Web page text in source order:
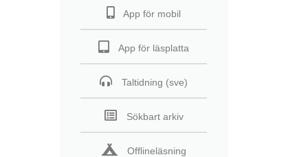
App för mobil
App för läsplatta
Taltidning (sve)
Sökbart arkiv
Offlineläsning